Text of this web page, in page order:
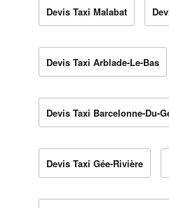
Devis Taxi Malabat
Devis Taxi Arblade-Le-Bas
Devis Taxi Barcelonne-Du-
Devis Taxi Gée-Rivière